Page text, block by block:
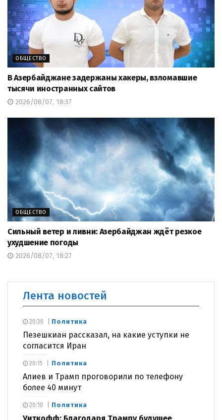
ОБЩЕСТВО
В Азербайджане задержаны хакеры, взломавшие
тысячи иностранных сайтов
2026/08/07, 18:37
ОБЩЕСТВО
Сильный ветер и ливни: Азербайджан ждёт резкое
ухудшение погоды
2026/08/07, 18:27
Лента новостей
Политика
Пезешкиан рассказал, на какие уступки не
согласится Иран
20:30
Политика
Алиев и Трамп проговорили по телефону
более 40 минут
20:15
Политика
Уиткофф: Благодаря Трампу будущее
20:10